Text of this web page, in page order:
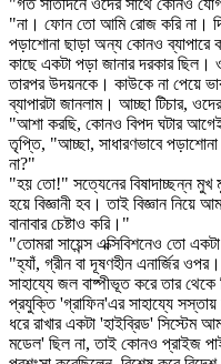
"না। ফোন তো আমি রোজ করি না।
পড়াশোনা ছাড়া অন্য কোনও ব্যাপারে
কাছে একটা পড়া জানার দরকার
তারপর উদয়নকে। কাউকে না পেয়ে
ব্যাপারটা জানলাম। আচ্ছা টিচার,
"আশা করছি, কোনও বিপদ ঘটার
তৃপ্তি, "আচ্ছা, সাধারণভাবে
না?"
"হয় তো!" সত্যেনের বিষাদাচ্ছন্ন
হয়ে বিজ্ঞানী হব। তাই বিজ্ঞান
বানাবার চেষ্টাও করি।"
"তোমরা সায়েন্স এক্সিবিশনেও তো
"হ্যাঁ, গ্রীন বা দূষণহীন এনার্জির
সাহায্যে জল বাষ্পীভূত করে তার
প্রযুক্তি 'গ্রাফিন'এর সাহায্যে সস্তায়
ধরে রাখার একটা 'হাইব্রিড' সিস্টেম
মডেল' ছিল না, তাই কোনও প্রাইজ